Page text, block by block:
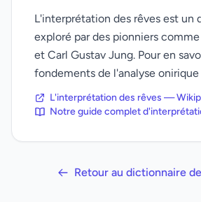
L'interprétation des rêves est un
exploré par des pionniers
et Carl Gustav Jung. Pour en
fondements de l'analyse onirique
L'interprétation des rêves —
Notre guide complet
Retour au dictionnaire